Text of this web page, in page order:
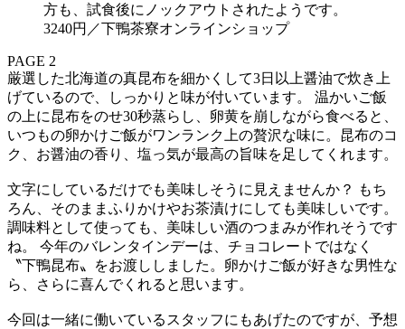
方も、試食後にノックアウトされたようです。
3240円／下鴨茶寮オンラインショップ
PAGE 2
厳選した北海道の真昆布を細かくして3日以上醤油で炊き上
げているので、しっかりと味が付いています。 温かいご飯
の上に昆布をのせ30秒蒸らし、卵黄を崩しながら食べると、
いつもの卵かけご飯がワンランク上の贅沢な味に。昆布のコ
ク、お醤油の香り、塩っ気が最高の旨味を足してくれます。
文字にしているだけでも美味しそうに見えませんか？ もち
ろん、そのままふりかけやお茶漬けにしても美味しいです。
調味料として使っても、美味しい酒のつまみが作れそうです
ね。 今年のバレンタインデーは、チョコレートではなく
〝下鴨昆布〟をお渡ししました。卵かけご飯が好きな男性な
ら、さらに喜んでくれると思います。
今回は一緒に働いているスタッフにもあげたのですが、予想